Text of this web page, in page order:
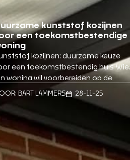
kunststof kozijnen
een toekomstbestendige
kozijnen: duurzame keuze
een toekomstbestendig huis Wie
woning wil voorbereiden op de
ontdekt al snel dat het loont
te investeren in slimme, duurzame
Een van de meest
manieren om comfort en
te vergroten, is het
van oude kozijnen door
kozijnen. Vooral oplossingen
BART LAMMERS 28-11-25